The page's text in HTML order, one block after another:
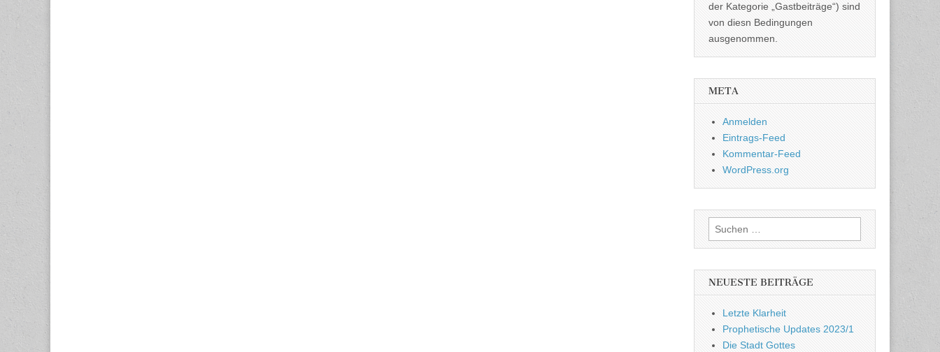
der Kategorie „Gastbeiträge“) sind
von diesn Bedingungen
ausgenommen.
META
Anmelden
Eintrags-Feed
Kommentar-Feed
WordPress.org
Suchen
nach:
NEUESTE BEITRÄGE
Letzte Klarheit
Prophetische Updates 2023/1
Die Stadt Gottes